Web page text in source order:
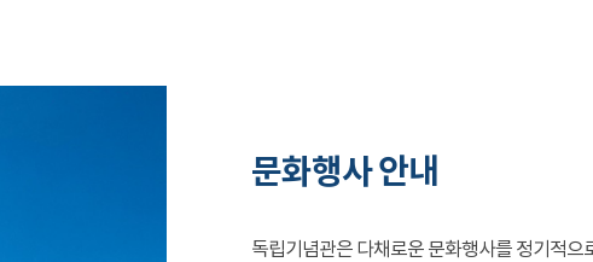
문화행사 안내
독립기념관은 다채로운 문화행사를 정기적으